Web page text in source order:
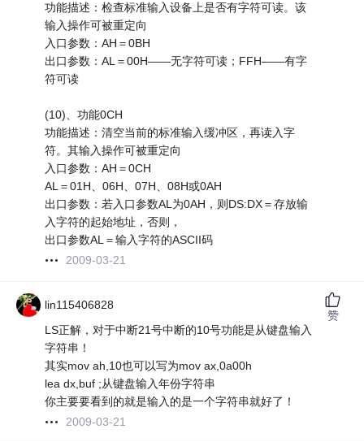
功能描述：检查标准输入设备上是否有字符可读。该
输入操作可被重定向
入口参数：AH＝0BH
出口参数：AL＝00H——无字符可读；FFH——有字
符可读
(10)、功能0CH
功能描述：清空当前的标准输入缓冲区，再读入字
符。其输入操作可被重定向
入口参数：AH＝0CH
AL＝01H、06H、07H、08H或0AH
出口参数：若入口参数AL为0AH，则DS:DX＝存放输
入字符的起始地址，否则，
出口参数AL＝输入字符的ASCII码
2009-03-21
lin115406828
LS正解，对于中断21号中断的10号功能是从键盘输入
字符串！
其实mov ah,10也可以写为mov ax,0a00h
lea dx,buf ;从键盘输入年份字符串
你主要要看到的就是输入的是一个字符串就好了！
2009-03-21
赞